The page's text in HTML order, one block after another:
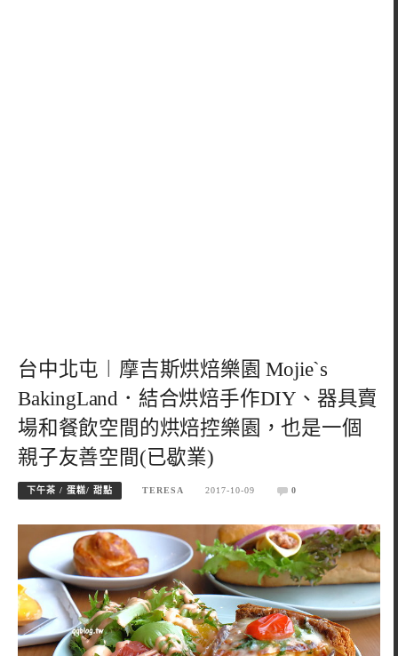
台中北屯︱摩吉斯烘焙樂園 Mojie`s
BakingLand．結合烘焙手作DIY、器具賣
場和餐飲空間的烘焙控樂園，也是一個
親子友善空間(已歇業)
下午茶 / 蛋糕/ 甜點 TERESA 2017-10-09 0